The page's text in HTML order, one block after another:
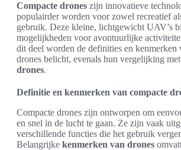
Compacte drones zijn innovatieve
populairder worden voor zowel recreatief
gebruik. Deze kleine, lichtgewicht UAV’s
mogelijkheden voor avontuurlijke
dit deel worden de definities en kenmerken
drones belicht, evenals hun vergelijking met
drones.
Definitie en kenmerken van compacte
Compacte drones zijn ontworpen om
en snel in de lucht te gaan. Ze zijn vaak
verschillende functies die het gebruik
Belangrijke kenmerken van drones